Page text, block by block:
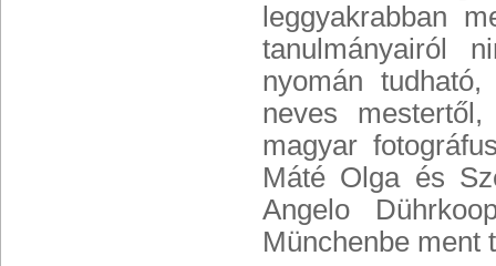
leggyakrabban
tanulmányairól
nyomán
neves
magyar
Máté Olga és
Angelo
Münchenbe ment